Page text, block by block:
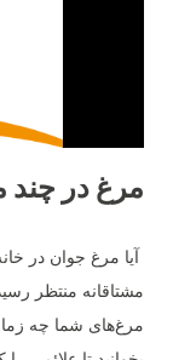
مرغ در
آیا مرغ جوان در
مشتاقانه منتظر
مرغ‌های شما چه